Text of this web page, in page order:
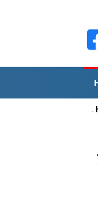
PASIEN KE